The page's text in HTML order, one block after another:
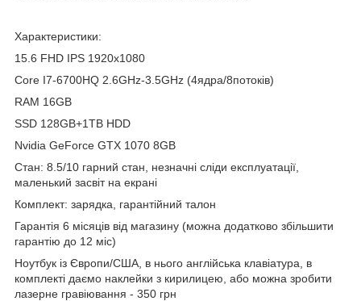
Характеристики:
15.6 FHD IPS 1920x1080
Core I7-6700HQ 2.6GHz-3.5GHz (4ядра/8потоків)
RAM 16GB
SSD 128GB+1TB HDD
Nvidia GeForce GTX 1070 8GB
Стан: 8.5/10 гарний стан, незначні сліди експлуатації,
маленький засвіт на екрані
Комплект: зарядка, гарантійний талон
Гарантія 6 місяців від магазину (можна додатково збільшити
гарантію до 12 міс)
Ноутбук із Європи/США, в нього англійська клавіатура, в
комплекті даємо наклейки з кирилицею, або можна зробити
лазерне гравіювання - 350 грн